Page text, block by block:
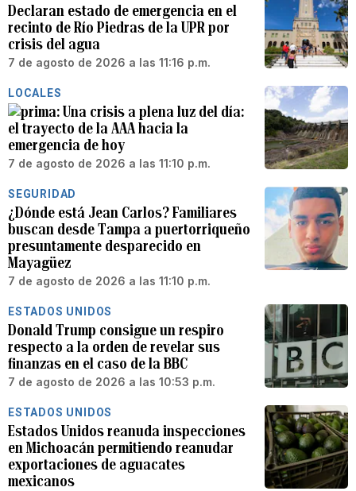
Declaran estado de emergencia en el
recinto de Río Piedras de la UPR por
crisis del agua
7 de agosto de 2026 a las 11:16 p.m.
LOCALES
Una crisis a plena luz del día:
el trayecto de la AAA hacia la
emergencia de hoy
7 de agosto de 2026 a las 11:10 p.m.
SEGURIDAD
¿Dónde está Jean Carlos? Familiares
buscan desde Tampa a puertorriqueño
presuntamente desparecido en
Mayagüez
7 de agosto de 2026 a las 11:10 p.m.
ESTADOS UNIDOS
Donald Trump consigue un respiro
respecto a la orden de revelar sus
finanzas en el caso de la BBC
7 de agosto de 2026 a las 10:53 p.m.
ESTADOS UNIDOS
Estados Unidos reanuda inspecciones
en Michoacán permitiendo reanudar
exportaciones de aguacates
mexicanos